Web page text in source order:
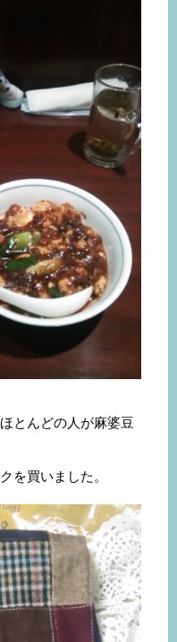
とんどの人が麻婆豆
を買いました。